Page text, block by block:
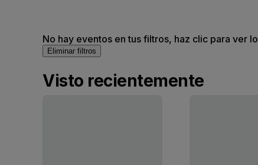
No hay eventos en tus filtros, haz clic para ver
Eliminar filtros
Visto recientemente